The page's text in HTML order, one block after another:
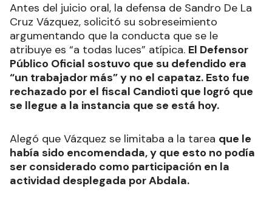
Antes del juicio oral, la defensa de Sandro De La
Cruz Vázquez, solicitó su sobreseimiento
argumentando que la conducta que se le
atribuye es “a todas luces” atípica. El Defensor
Público Oficial sostuvo que su defendido era
“un trabajador más” y no el capataz. Esto fue
rechazado por el fiscal Candioti que logró que
se llegue a la instancia que se está hoy.
Alegó que Vázquez se limitaba a la tarea que le
había sido encomendada, y que esto no podía
ser considerado como participación en la
actividad desplegada por Abdala.